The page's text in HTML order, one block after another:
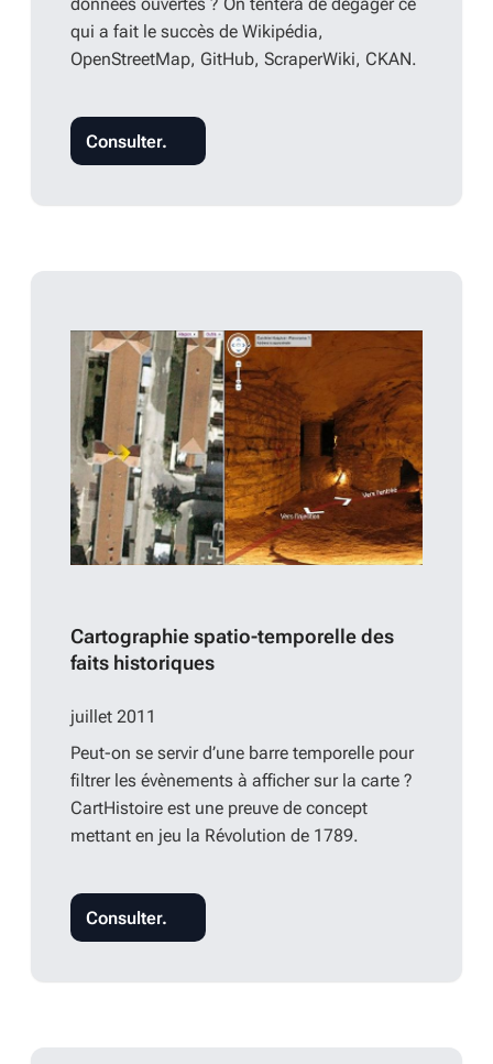
qui a fait le succès de Wikipédia,
OpenStreetMap, GitHub, ScraperWiki, CKAN.
Consulter.
Cartographie spatio-temporelle des
faits historiques
juillet 2011
Peut-on se servir d’une barre temporelle pour
filtrer les évènements à afficher sur la carte ?
CartHistoire est une preuve de concept
mettant en jeu la Révolution de 1789.
Consulter.